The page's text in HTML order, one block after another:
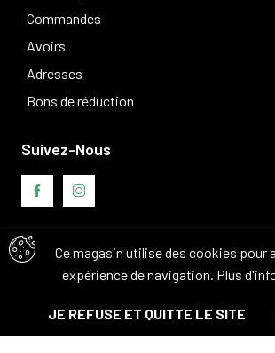
Commandes
Avoirs
Adresses
Bons de réduction
Ce magasin utilise des cookies pour
expérience de navigation. Plus
JE REFUSE ET QUITTE LE SITE
Suivez-Nous
Avis clients
© Tous droits réservés. 2026 -